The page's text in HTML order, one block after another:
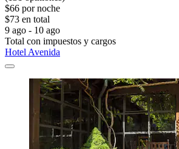
$66 por noche
$73 en total
9 ago - 10 ago
Total con impuestos y cargos
Hotel Avenida